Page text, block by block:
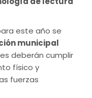
este año se
municipal
deberán cumplir
físico y
fuerzas